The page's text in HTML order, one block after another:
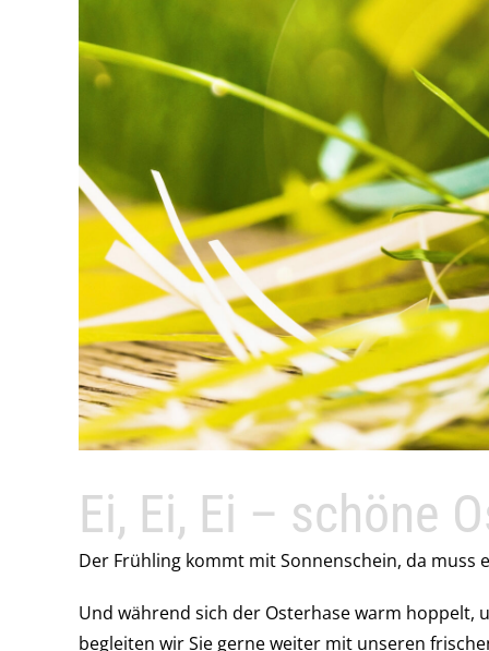
Ei, Ei, Ei – schöne
Der Frühling kommt mit Sonnenschein, da muss
Und während sich der Osterhase warm hoppelt,
begleiten wir Sie gerne weiter mit unseren